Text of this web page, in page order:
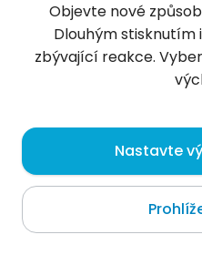
Monika ?
Luxembourg
Zapraszam . Ciocia
Objevte nové
Dlouhým
zbývající reakce.
Nastavte